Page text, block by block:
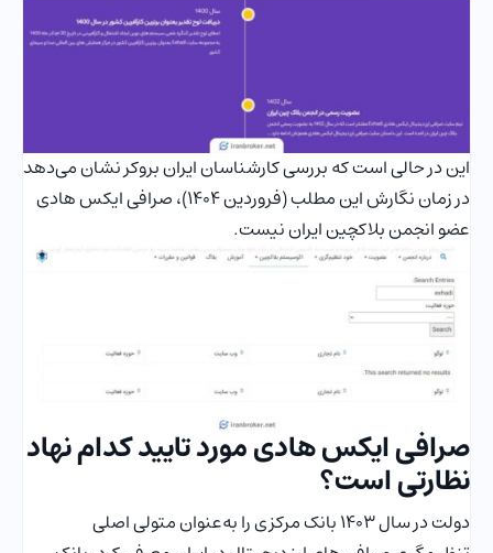
این در حالی است که بررسی کارشناسان ایران بروکر نشان می‌دهد
در زمان نگارش این مطلب (فروردین 1404)، صرافی ایکس هادی
عضو انجمن بلاکچین ایران نیست.
صرافی ایکس هادی مورد تایید کدام نهاد
نظارتی است؟
دولت در سال 1403 بانک مرکزی را به‌عنوان متولی اصلی